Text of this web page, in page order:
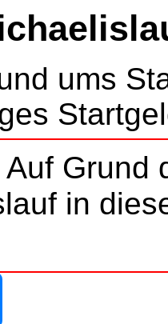
ums
Auf Grund
in